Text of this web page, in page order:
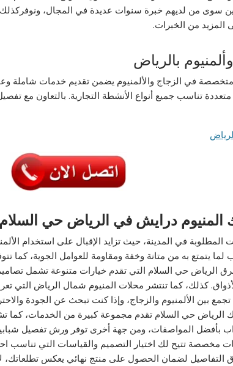
سوى من لديهم خبرة سنوات عديدة في المجال، ونوفركذلك
من الخبرات.
بالرياض
في الزجاج والألمنيوم يضمن تقديم خدمات شاملة
تناسب جميع أنواع الأنشطة التجارية. بالتعاون مع
المنيوم درايش في الرياض حي
المطلوبة في المدينة، حيث تزايد الإقبال على استخدام
لما يتمتع به من متانة وخفة ومقاومة للعوامل الجوية، كما
الرياض حي السلام التي تقدم خيارات متنوعة تشمل
كذلك، كما تنتشر محلات المنيوم شمال الرياض التي
بين الألمنيوم والزجاج، وإذا كنت تبحث عن الجودة
الرياض حي السلام تقدم مجموعة كبيرة من الخدمات، كما
بأفضل المواصفات، ومن جهة أخرى توفر ورش تفصيل
مخصصة تتيح لك اختيار التصميم والقياسات التي تناسب
التفاصيل لضمان الحصول على منتج نهائي يعكس تطلعاتك،